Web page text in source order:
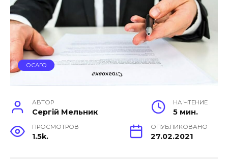
ОСАГО
АВТОР
Сергій Мельник
НА ЧТЕНИЕ
5 мин.
ПРОСМОТРОВ
1.5k.
ОПУБЛИКОВАНО
27.02.2021